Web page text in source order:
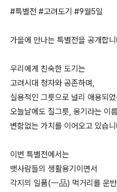
#특별전 #고려도기 #9월5일
가을에 만나는 특별전을 공개합
우리에게 친숙한 도기는
고려시대 청자와 공존하며,
실용적인 그릇으로 널리 애용되
오늘날에도 질그릇, 옹기라는 이
변함없는 가치를 이어오고 있습
이번 특별전에서는
뱃사람들의 생활용기이면서
각지의 일품(一品) 먹거리를 운